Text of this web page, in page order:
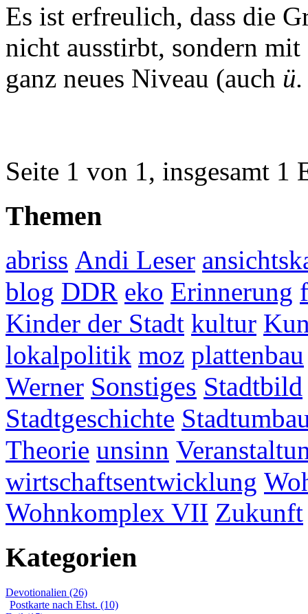
Es ist erfreulich, dass die
nicht ausstirbt, sondern
ganz neues Niveau (auch
Seite 1 von 1, insgesamt 1
Themen
abriss Andi Leser
blog DDR eko Erinnerung
Kinder der Stadt kultur
lokalpolitik moz plattenbau
Werner Sonstiges Stadtbild
Stadtgeschichte
Theorie unsinn
wirtschaftsentwicklung
Wohnkomplex VII Zukunft
Kategorien
Devotionalien (26)
Postkarte nach Ehst. (10)